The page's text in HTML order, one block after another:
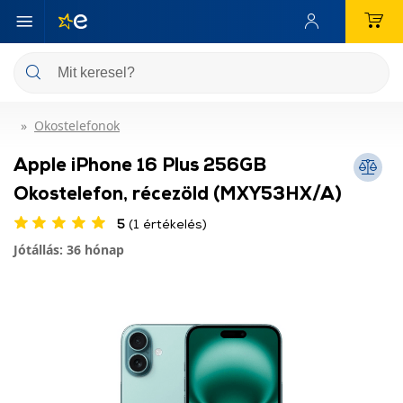
Okostelefonok
Apple iPhone 16 Plus 256GB
Okostelefon, récezöld (MXY53HX/A)
5 (1 értékelés)
Jótállás: 36 hónap